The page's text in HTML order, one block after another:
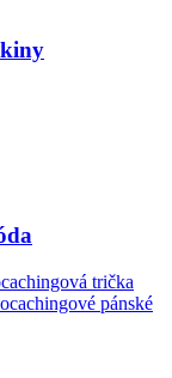
trička
pánské